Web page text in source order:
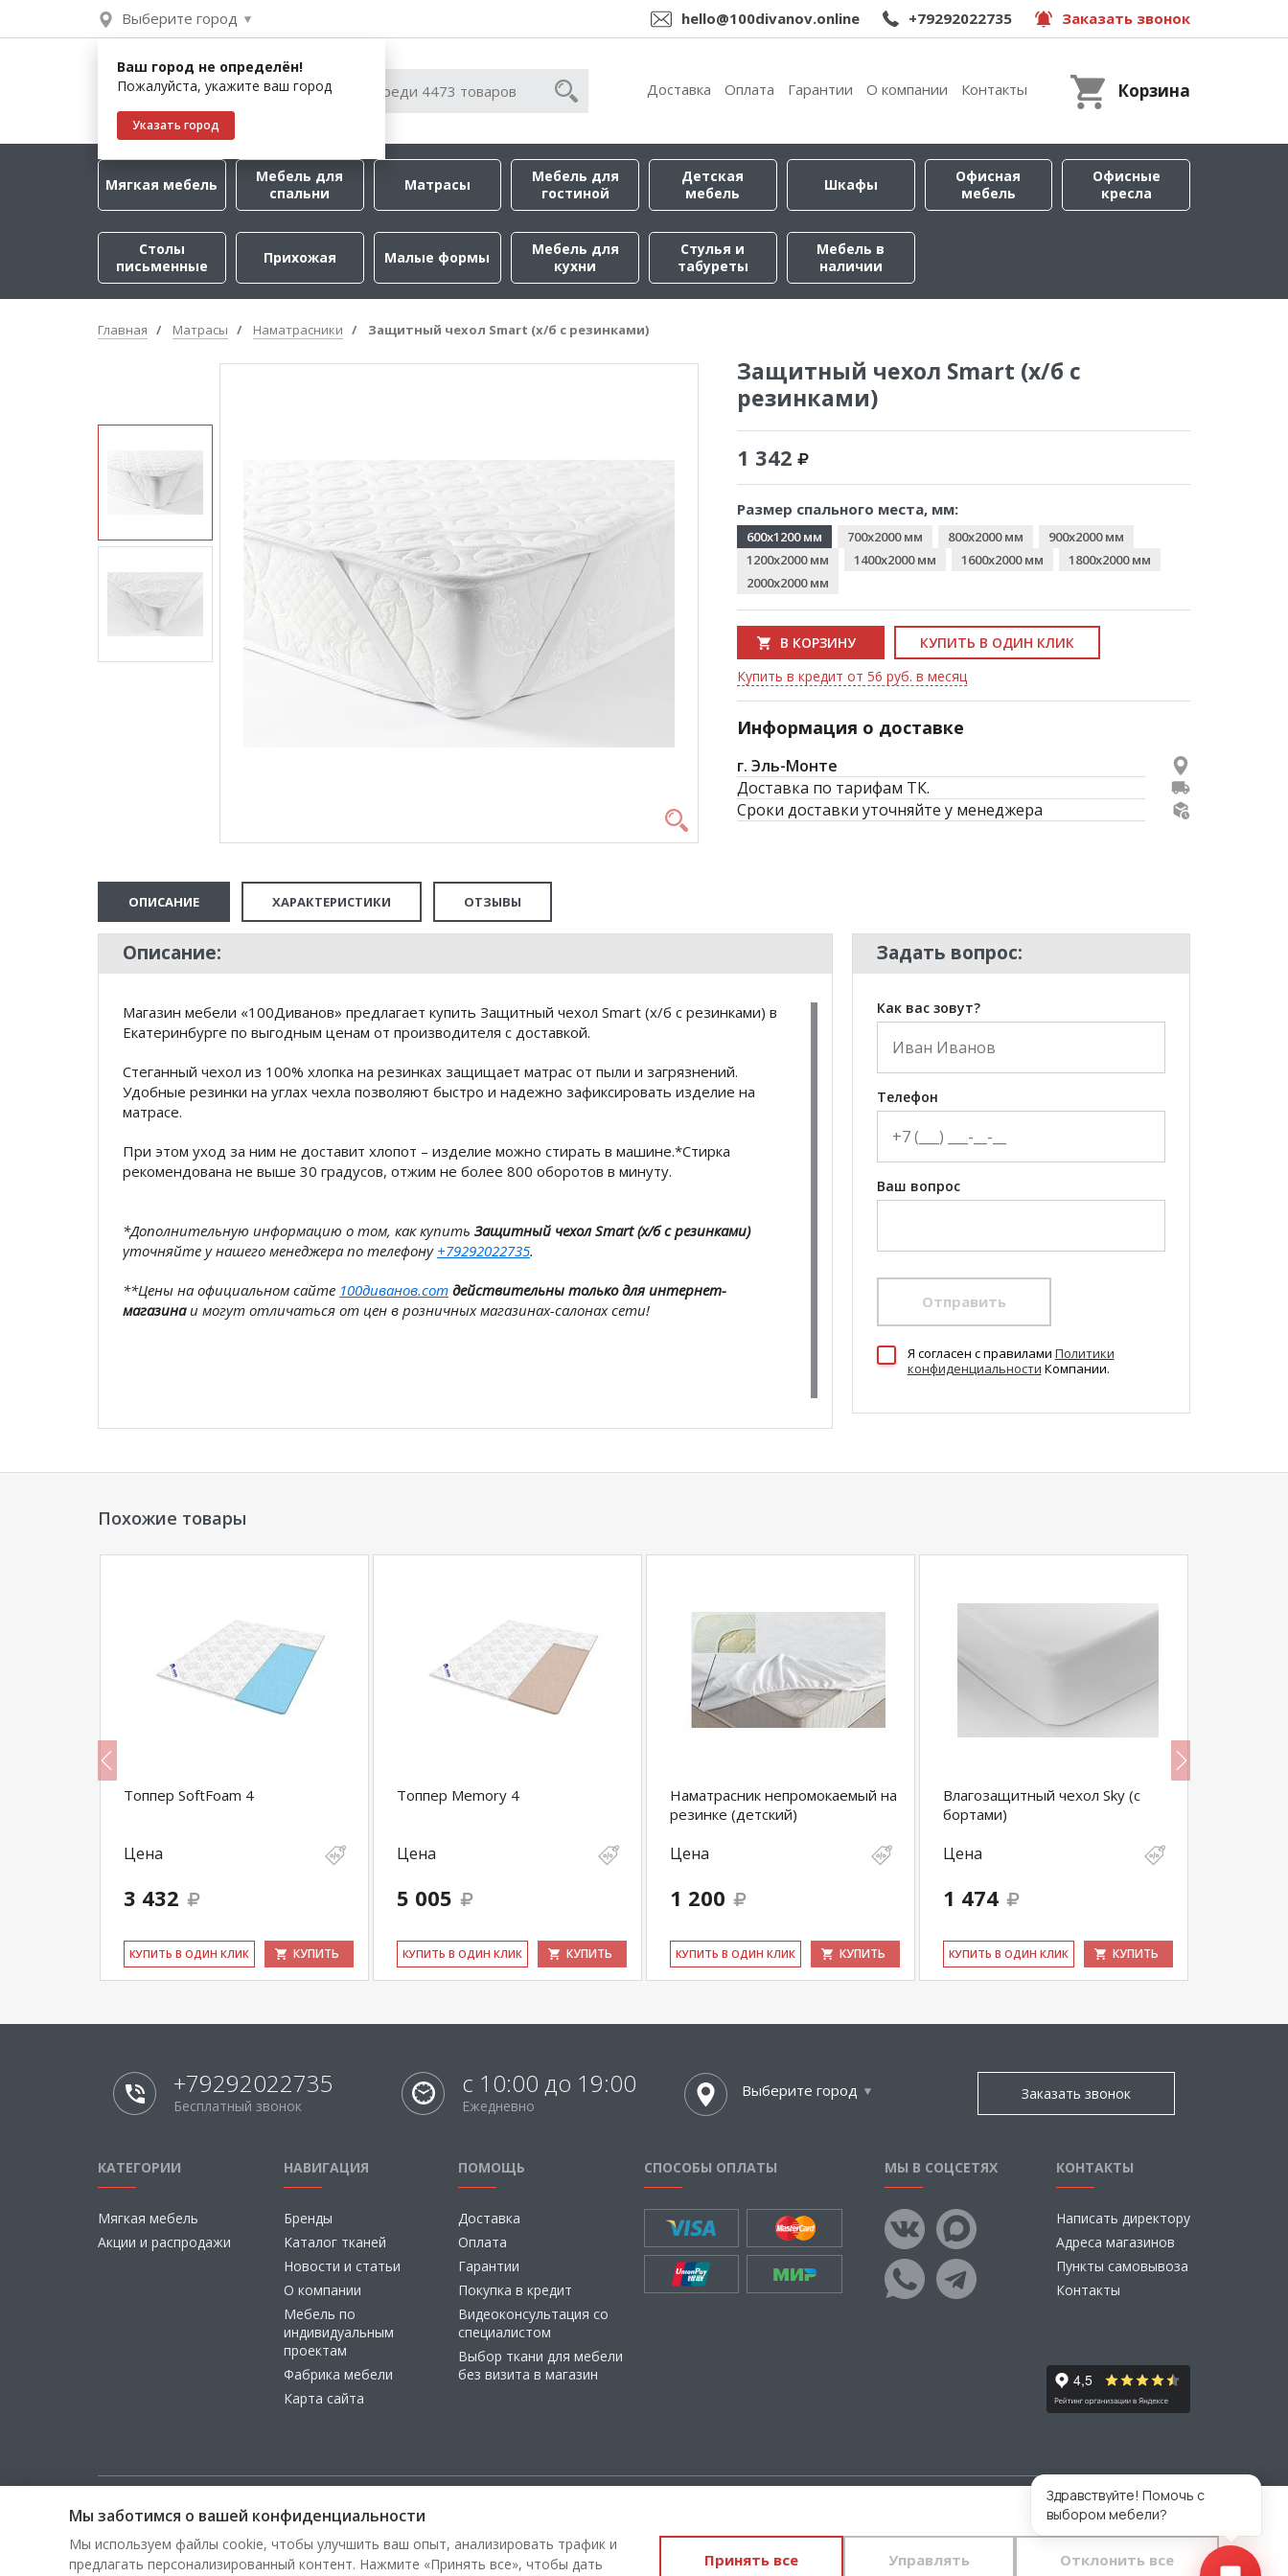
Выберите город
Ваш город не определён!
Пожалуйста, укажите ваш город
Указать город
hello@100divanov.online +79292022735 Заказать звонок
Доставка Оплата Гарантии О компании Контакты Корзина
Мягкая мебель
Мебель для
спальни
Матрасы
Мебель для
гостиной
Детская
мебель
Шкафы
Офисная
мебель
Офисные
кресла
Столы
письменные
Прихожая Малые формы
Мебель для
кухни
Стулья и
табуреты
Мебель в
наличии
Главная Матрасы Наматрасники Защитный чехол Smart (х/б с резинками)
Защитный чехол Smart (х/б с
резинками)
1 342
Размер спального места, мм:
600x1200 мм 700x2000 мм 800x2000 мм
900x2000 мм
1200x2000 мм
1400x2000 мм 1600x2000 мм
1800x2000 мм
2000x2000 мм
В КОРЗИНУ
КУПИТЬ В ОДИН КЛИК
Купить в кредит от 56 руб. в месяц
Информация о доставке
г. Эль-Монте
Доставка по тарифам ТК.
Сроки доставки уточняйте у менеджера
ОПИСАНИЕ ХАРАКТЕРИСТИКИ ОТЗЫВЫ
Описание:
Магазин мебели «100Диванов» предлагает купить Защитный чехол Smart (х/б с резинками) в
Екатеринбурге по выгодным ценам от производителя с доставкой.
Стеганный чехол из 100% хлопка на резинках защищает матрас от пыли и загрязнений.
Удобные резинки на углах чехла позволяют быстро и надежно зафиксировать изделие на
матрасе.
При этом уход за ним не доставит хлопот – изделие можно стирать в машине.*Стирка
рекомендована не выше 30 градусов, отжим не более 800 оборотов в минуту.
*Дополнительную информацию о том, как купить Защитный чехол Smart (х/б с резинками)
уточняйте у нашего менеджера по телефону +79292022735.
**Цены на официальном сайте 100диванов.com действительны только для интернет-
магазинаи могут отличаться от цен в розничных магазинах-салонах сети!
Задать вопрос:
Как вас зовут?
Телефон
Ваш вопрос
Отправить
Я согласен c правилами Политики
конфиденциальности Компании.
Похожие товары
Топпер SoftFoam 4
Цена
3 432
КУ­ПИТЬ В ОДИН КЛИК КУПИТЬ
Топпер Memory 4
Цена
5 005
КУ­ПИТЬ В ОДИН КЛИК КУПИТЬ
Наматрасник непромокаемый на
резинке (детский)
Цена
1 200
КУ­ПИТЬ В ОДИН КЛИК КУПИТЬ
Влагозащитный чехол Sky (с
бортами)
Цена
1 474
КУ­ПИТЬ В ОДИН КЛИК КУПИТЬ
+79292022735
Бесплатный звонок
с 10:00 до 19:00
Ежедневно
Выберите город Заказать звонок
КАТЕГОРИИ
Мягкая мебель
Акции и распродажи
НАВИГАЦИЯ
Бренды
Каталог тканей
Новости и статьи
О компании
Мебель по
индивидуальным
проектам
Фабрика мебели
Карта сайта
ПОМОЩЬ
Доставка
Оплата
Гарантии
Покупка в кредит
Видеоконсультация со
специалистом
Выбор ткани для мебели
без визита в магазин
СПОСОБЫ ОПЛАТЫ МЫ В СОЦСЕТЯХ КОНТАКТЫ
Написать директору
Адреса магазинов
Пункты самовывоза
Контакты
Copyright © 2026, ООО «100 Диванов» — Все права защищены
Администрация Сайта не несет ответственности за размещаемые Пользователями
материалы, их содержание, качество.
Вы принимаете условияполитики конфиденциальности
пользовательского
Мы заботимся о вашей конфиденциальности
Мы используем файлы cookie, чтобы улучшить ваш опыт, анализировать трафик и
предлагать персонализированный контент. Нажмите «Принять все», чтобы дать
Принять все Управлять Отклонить все
Здравствуйте! Помочь с
выбором мебели?